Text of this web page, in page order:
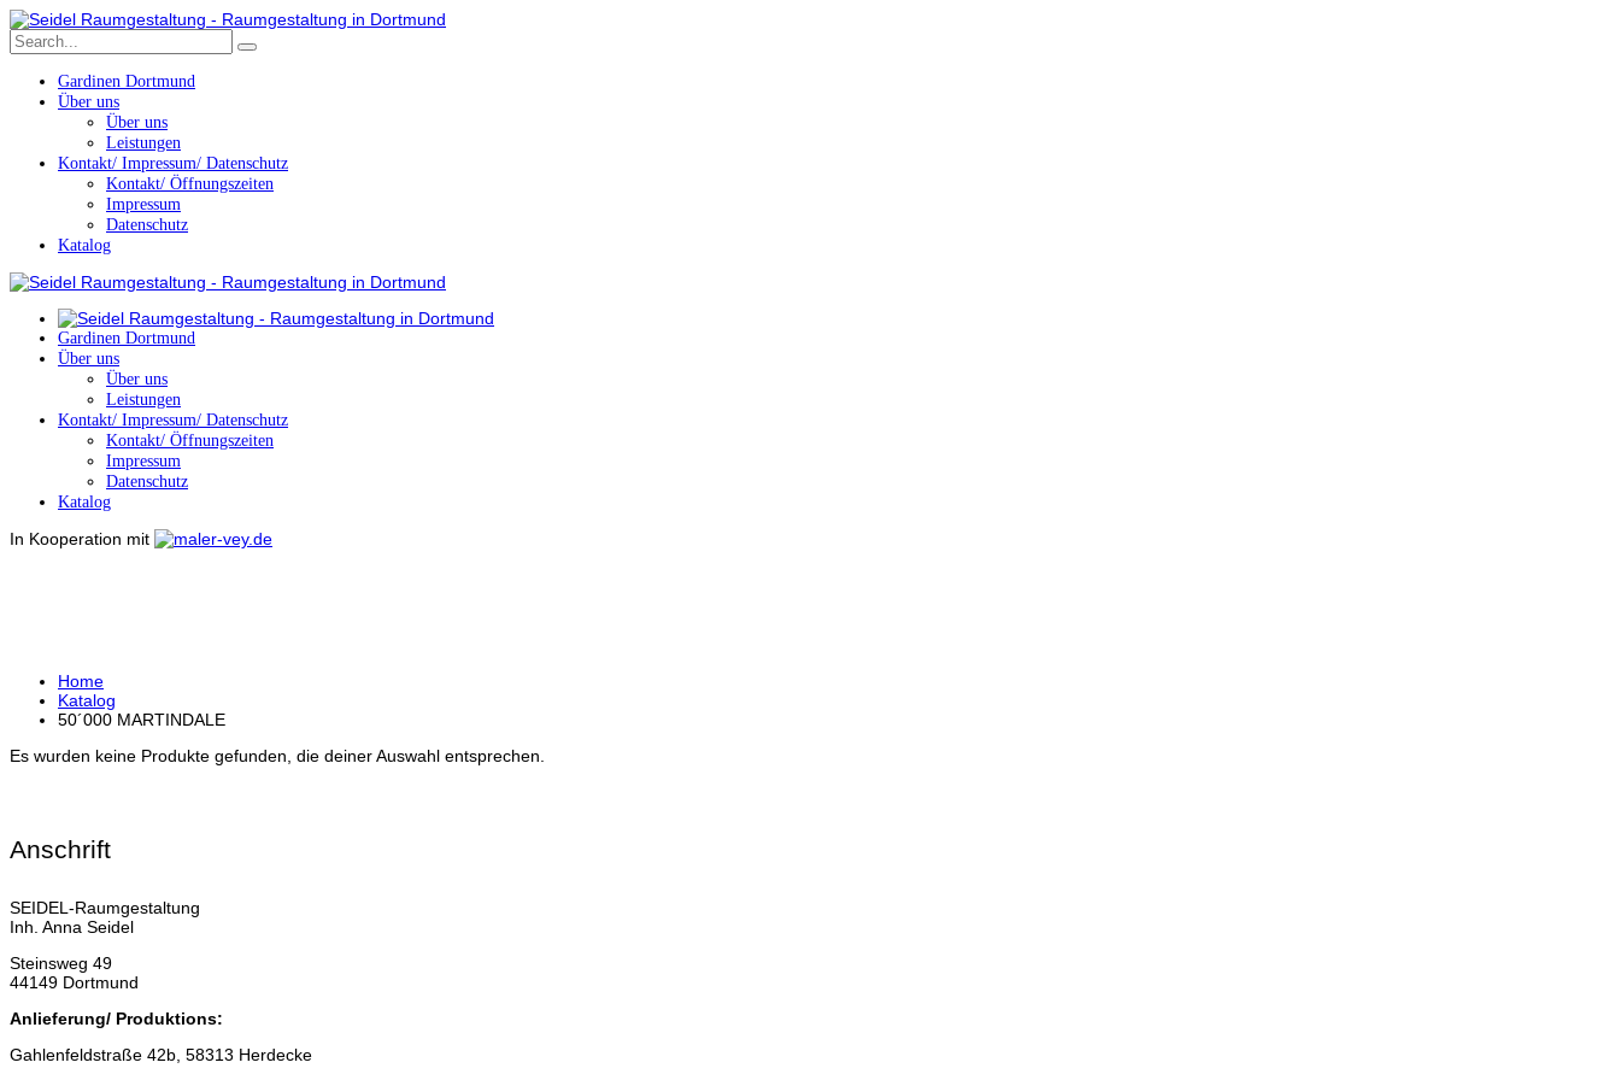
Gardinen Dortmund
Über uns
Über uns
Leistungen
Kontakt/ Impressum/ Datenschutz
Kontakt/ Öffnungszeiten
Impressum
Datenschutz
Katalog
Gardinen Dortmund
Über uns
Über uns
Leistungen
Kontakt/ Impressum/ Datenschutz
Kontakt/ Öffnungszeiten
Impressum
Datenschutz
Katalog
In Kooperation mit
Home
Katalog
50´000 MARTINDALE
Es wurden keine Produkte gefunden, die deiner Auswahl entsprechen.
Anschrift
SEIDEL-Raumgestaltung
Inh. Anna Seidel
Steinsweg 49
44149 Dortmund
Anlieferung/ Produktions:
Gahlenfeldstraße 42b, 58313 Herdecke